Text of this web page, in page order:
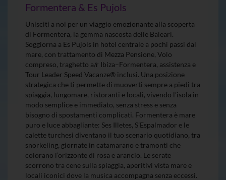
Formentera & Es Pujols
Unisciti a noi per un viaggio emozionante alla scoperta
di Formentera, la gemma nascosta delle Baleari.
Soggiorna a Es Pujols in hotel centrale a pochi passi dal
mare, con trattamento di Mezza Pensione, Volo
compreso, traghetto a/r Ibiza–Formentera, assistenza e
Tour Leader Speed Vacanze® inclusi. Una posizione
strategica che ti permette di muoverti sempre a piedi tra
spiaggia, lungomare, ristoranti e locali, vivendo l’isola in
modo semplice e immediato, senza stress e senza
bisogno di spostamenti complicati. Formentera è mare
puro e luce abbagliante: Ses Illetes, S’Espalmador e le
calette turchesi diventano il tuo scenario quotidiano, tra
snorkeling, giornate in catamarano e tramonti che
colorano l’orizzonte di rosa e arancio. Le serate
scorrono tra cene sulla spiaggia, aperitivi vista mare e
locali iconici dove la musica accompagna senza eccessi.